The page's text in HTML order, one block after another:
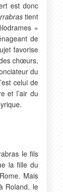
est donc
tient
»
de
favorise
chœurs,
du
celui de
et l’air du
le fils
la fille du
Mais
Roland, le